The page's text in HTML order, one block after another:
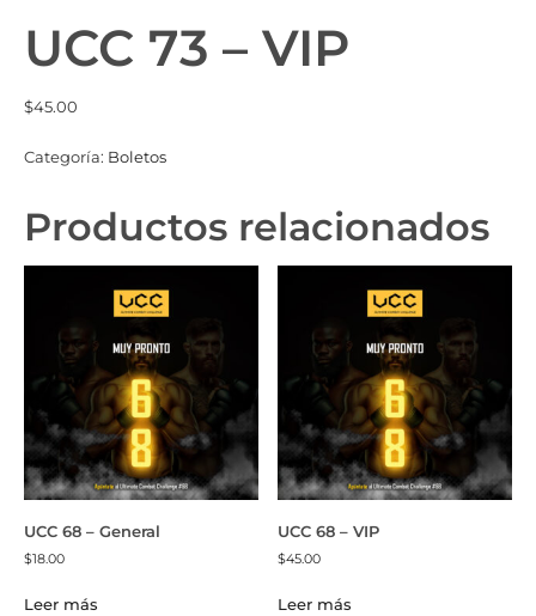
UCC 73 – VIP
$45.00
Categoría: Boletos
Productos relacionados
UCC 68 – General
$18.00
Leer más
UCC 68 – VIP
$45.00
Leer más